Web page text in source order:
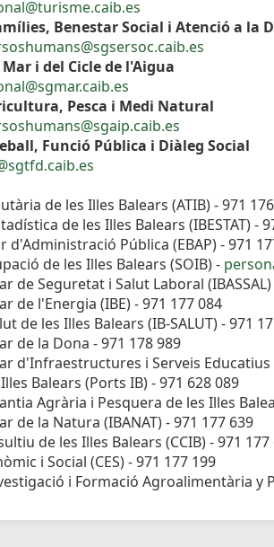
Benestar Social i Atenció a la
i del Cicle de l'Aigua
Pesca i Medi Natural
Funció Pública i Diàleg Social
de les Illes Balears (ATIB) - 971
de les Illes Balears (IBESTAT) -
d'Administració Pública (EBAP) - 971
de les Illes Balears (SOIB) -
de Seguretat i Salut Laboral (IBASSAL)
de l'Energia (IBE) - 971 177 084
de les Illes Balears (IB-SALUT) - 971
de la Dona - 971 178 989
d'Infraestructures i Serveis Educatius
Balears (Ports IB) - 971 628 089
Agrària i Pesquera de les Illes
de la Natura (IBANAT) - 971 177 639
de les Illes Balears (CCIB) - 971 177
i Social (CES) - 971 177 199
i Formació Agroalimentària y